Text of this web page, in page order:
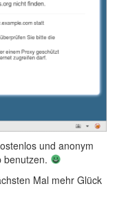
und anonym
benutzen.
Mal mehr Glück